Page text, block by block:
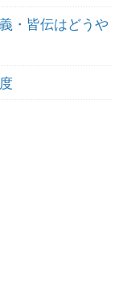
・皆伝はどうや